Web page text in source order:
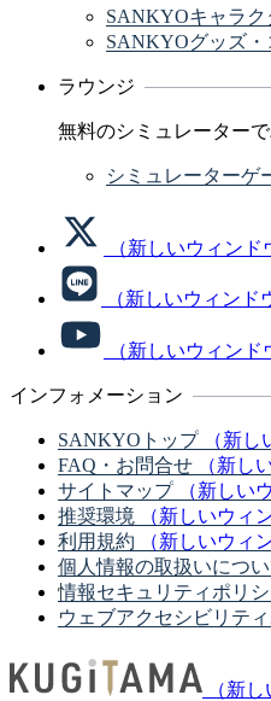
SANKYOキャラク
SANKYOグッズ
ラウンジ
無料のシミュレーターで
シミュレーターゲ
（新しいウィンド
（新しいウィンド
（新しいウィンド
インフォメーション
SANKYOトップ
（新
FAQ・お問合せ
（新し
サイトマップ
（新しい
推奨環境
（新しいウィ
利用規約
（新しいウィ
個人情報の取扱いについ
情報セキュリティポリ
ウェブアクセシビリテ
（新